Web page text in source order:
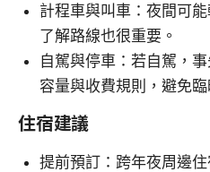
計程車與叫車：夜間可
了解路線也很重要。
自駕與停車：若自駕，
容量與收費規則，避免臨
住宿建議
提前預訂：跨年夜周邊